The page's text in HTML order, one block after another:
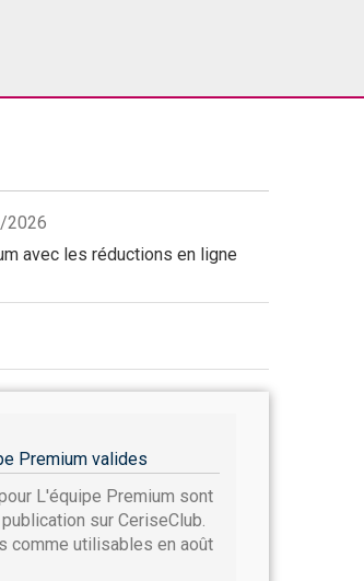
2026
avec les réductions en ligne
Premium valides
L'équipe Premium sont
sur CeriseClub.
comme utilisables en août